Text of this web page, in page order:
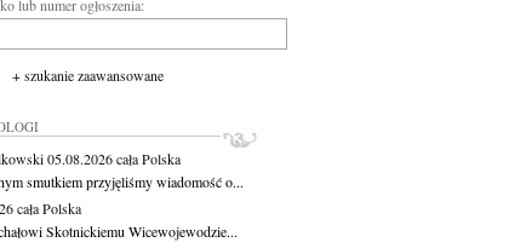
lub numer ogłoszenia:
+ szukanie zaawansowane
05.08.2026cała Polska
smutkiem przyjęliśmy wiadomość o...
cała Polska
Skotnickiemu Wicewojewodzie...